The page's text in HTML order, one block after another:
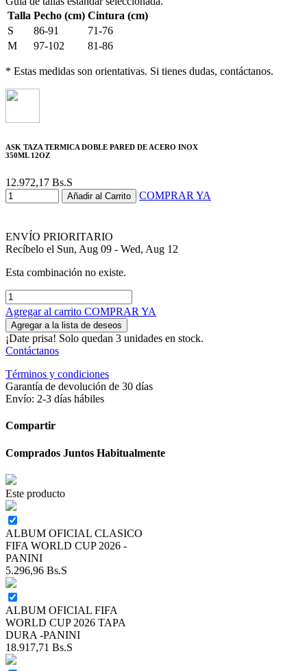
Talla Pecho (cm) Cintura (cm)
S
86-91
71-76
M
97-102 81-86
* Estas medidas son orientativas. Si tienes dudas, contáctanos.
ASK TAZA TERMICA DOBLE PARED DE ACERO INOX
350ML 12OZ
12.972,17 Bs.S
Añadir al Carrito COMPRAR YA
ENVÍO PRIORITARIO
Recíbelo el Sun, Aug 09 - Wed, Aug 12
Esta combinación no existe.
Agregar al carrito COMPRAR YA
Agregar a la lista de deseos
¡Date prisa! Solo quedan 3 unidades en stock.
Contáctanos
Términos y condiciones
Garantía de devolución de 30 días
Envío: 2-3 días hábiles
Compartir
Comprados Juntos Habitualmente
Este producto
ALBUM OFICIAL CLASICO
FIFA WORLD CUP 2026 -
PANINI
5.296,96 Bs.S
ALBUM OFICIAL FIFA
WORLD CUP 2026 TAPA
DURA -PANINI
18.917,71 Bs.S